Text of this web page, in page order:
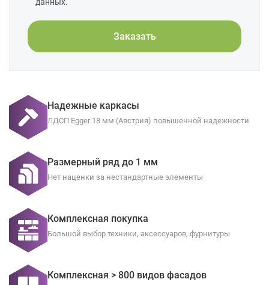
Заказать
Надежные каркасы
ЛДСП Egger 18 мм (Австрия) повышенной надежности
Размерный ряд до 1 мм
Нет наценки за нестандартные элементы
Комплексная покупка
Большой выбор техники, аксессуаров, фурнитуры
Комплексная > 800 видов фасадов